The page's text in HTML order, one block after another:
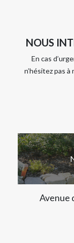
NOUS
En cas
n’hésitez pas
Avenue